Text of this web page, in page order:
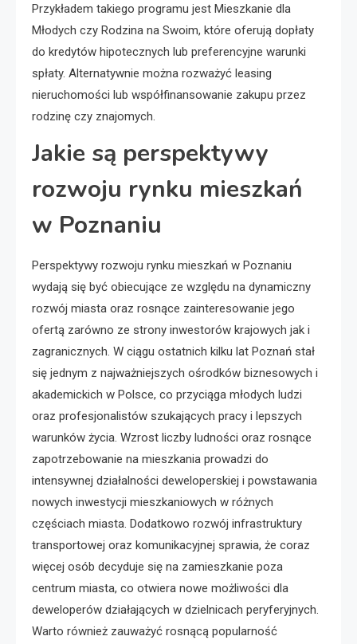
Przykładem takiego programu jest Mieszkanie dla
Młodych czy Rodzina na Swoim, które oferują dopłaty
do kredytów hipotecznych lub preferencyjne warunki
spłaty. Alternatywnie można rozważyć leasing
nieruchomości lub współfinansowanie zakupu przez
rodzinę czy znajomych.
Jakie są perspektywy
rozwoju rynku mieszkań
w Poznaniu
Perspektywy rozwoju rynku mieszkań w Poznaniu
wydają się być obiecujące ze względu na dynamiczny
rozwój miasta oraz rosnące zainteresowanie jego
ofertą zarówno ze strony inwestorów krajowych jak i
zagranicznych. W ciągu ostatnich kilku lat Poznań stał
się jednym z najważniejszych ośrodków biznesowych i
akademickich w Polsce, co przyciąga młodych ludzi
oraz profesjonalistów szukających pracy i lepszych
warunków życia. Wzrost liczby ludności oraz rosnące
zapotrzebowanie na mieszkania prowadzi do
intensywnej działalności deweloperskiej i powstawania
nowych inwestycji mieszkaniowych w różnych
częściach miasta. Dodatkowo rozwój infrastruktury
transportowej oraz komunikacyjnej sprawia, że coraz
więcej osób decyduje się na zamieszkanie poza
centrum miasta, co otwiera nowe możliwości dla
deweloperów działających w dzielnicach peryferyjnych.
Warto również zauważyć rosnącą popularność